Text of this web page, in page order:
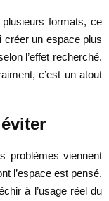
formats, ce
créer un espace plus
l’effet recherché.
c’est un atout
problèmes viennent
l’espace est pensé.
à l’usage réel du